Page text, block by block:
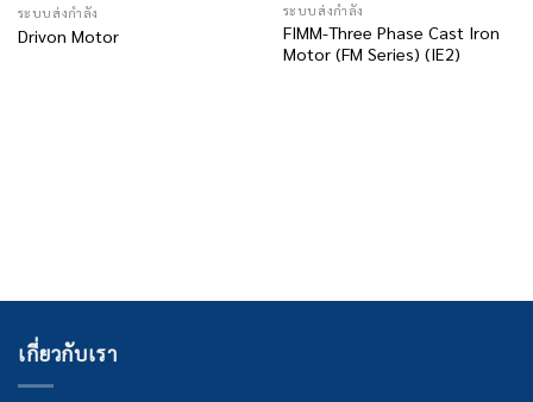
ระบบส่งกำลัง
Drivon Motor
ระบบส่งกำลัง
FIMM-Three Phase Cast Iron
Motor (FM Series) (IE2)
เกี่ยวกับเรา